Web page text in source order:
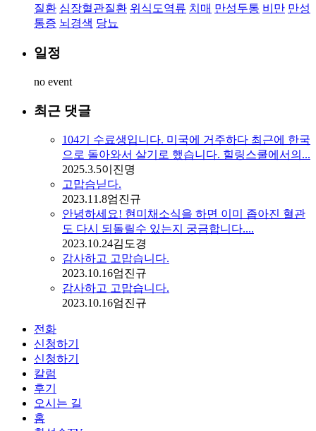
질환 심장혈관질환 위식도역류 치매 만성두통 비만 만성
통증 뇌경색 당뇨
일정
no event
최근 댓글
104기 수료생입니다. 미국에 거주하다 최근에 한국
으로 돌아와서 살기로 했습니다. 힐링스쿨에서의...
2025.3.5이진명
고맙슴닏다.
2023.11.8엄진규
안녕하세요! 현미채소식을 하면 이미 좁아진 혈관
도 다시 되돌릴수 있는지 궁금합니다....
2023.10.24김도경
감사하고 고맙습니다.
2023.10.16엄진규
감사하고 고맙습니다.
2023.10.16엄진규
전화
신청하기
신청하기
칼럼
후기
오시는 길
홈